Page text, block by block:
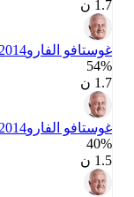
غوستافو الفارو2014
54‎%‎
غوستافو الفارو2014
40‎%‎